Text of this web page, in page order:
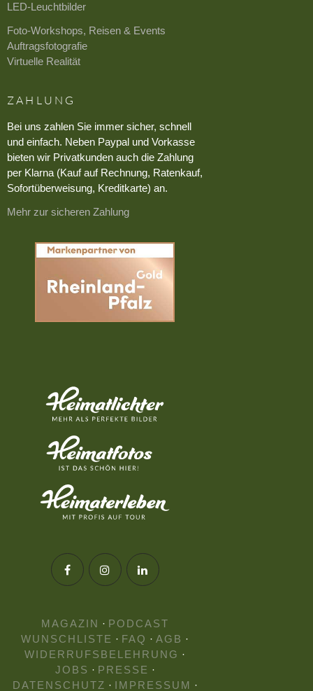
LED-Leuchtbilder
Foto-Workshops, Reisen & Events
Auftragsfotografie
Virtuelle Realität
ZAHLUNG
Bei uns zahlen Sie immer sicher, schnell
und einfach. Neben Paypal und Vorkasse
bieten wir Privatkunden auch die Zahlung
per Klarna (Kauf auf Rechnung, Ratenkauf,
Sofortüberweisung, Kreditkarte) an.
Mehr zur sicheren Zahlung
MAGAZIN · PODCAST
WUNSCHLISTE · FAQ · AGB ·
WIDERRUFSBELEHRUNG ·
JOBS · PRESSE ·
DATENSCHUTZ · IMPRESSUM ·